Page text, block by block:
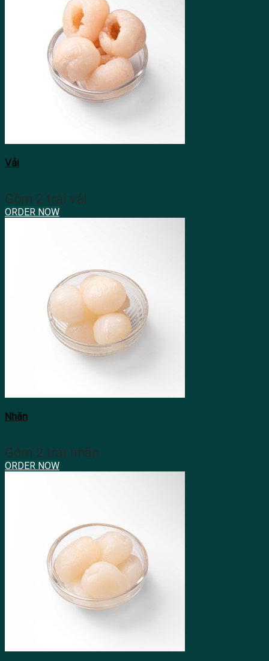
Vải
Gồm 2 trái vải
ORDER NOW
Nhãn
Gồm 2 trái nhãn
ORDER NOW